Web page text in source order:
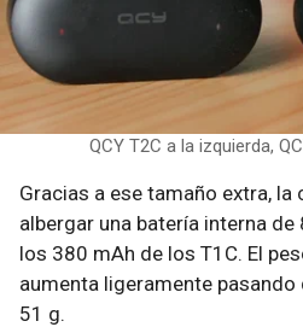
QCY T2C a la izquierda,
Gracias a ese tamaño extra, la
albergar una batería interna de
los 380 mAh de los T1C. El
aumenta ligeramente
51 g.